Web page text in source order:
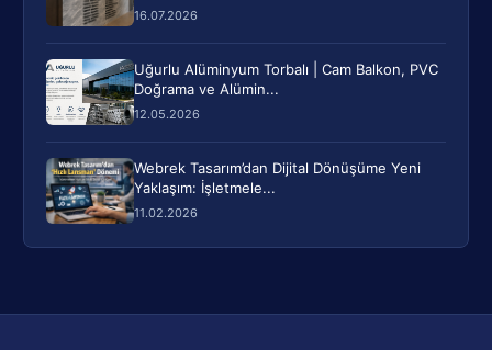
16.07.2026
Uğurlu Alüminyum Torbalı | Cam Balkon, PVC
Doğrama ve Alümin...
12.05.2026
Webrek Tasarım’dan Dijital Dönüşüme Yeni
Yaklaşım: İşletmele...
11.02.2026